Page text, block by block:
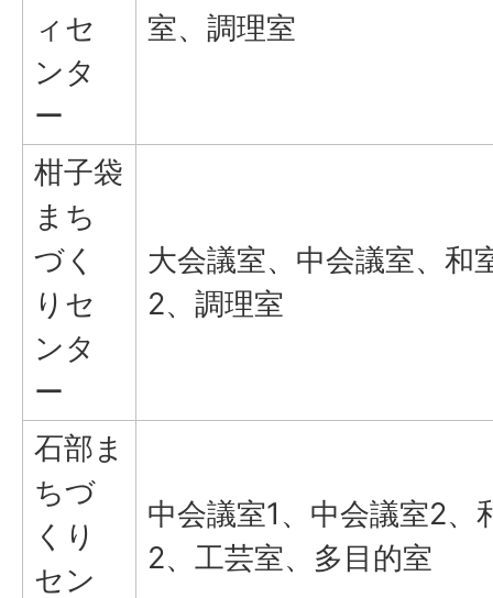
ィセ
ンタ
ー
室、調理室
柑子袋
まち
づく
りセ
ンタ
ー
大会議室、中会議室、和
2、調理室
石部ま
ちづ
くり
セン
中会議室1、中会議室2、
2、工芸室、多目的室